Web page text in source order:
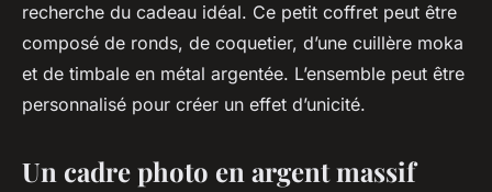
recherche du cadeau idéal. Ce petit coffret peut être
composé de ronds, de coquetier, d’une cuillère moka
et de timbale en métal argentée. L’ensemble peut être
personnalisé pour créer un effet d’unicité.
Un cadre photo en argent massif